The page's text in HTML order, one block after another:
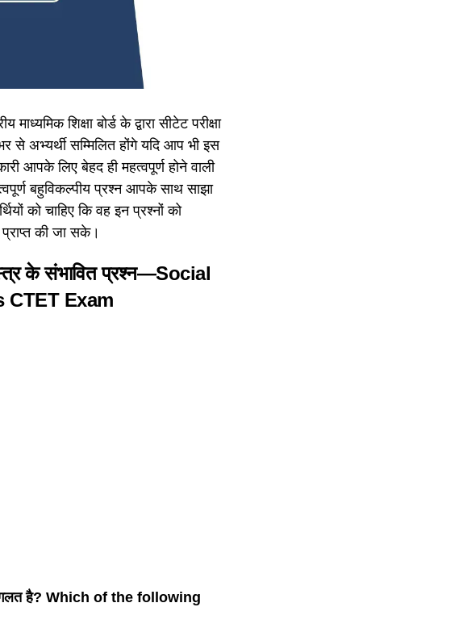
माध्यमिक शिक्षा बोर्ड के द्वारा सीटेट परीक्षा
अभ्यर्थी सम्मिलित होंगे यदि आप भी इस
आपके लिए बेहद ही महत्वपूर्ण होने वाली
बहुविकल्पीय प्रश्न आपके साथ साझा
को चाहिए कि वह इन प्रश्नों को
की जा सके।
के संभावित प्रश्न—Social
Exam
गलत है? Which of the following